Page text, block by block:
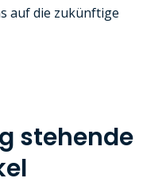
auf die zukünftige
stehende